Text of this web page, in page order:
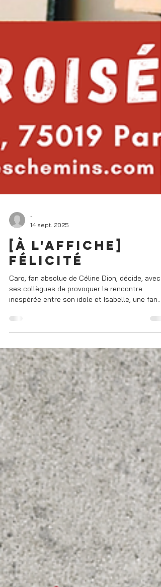
-
[à l'affiche]
félicité
Caro, fan absolue de Céline Dion, décide, avec
ses collègues de provoquer la rencontre
victime d’une tragédie familiale.